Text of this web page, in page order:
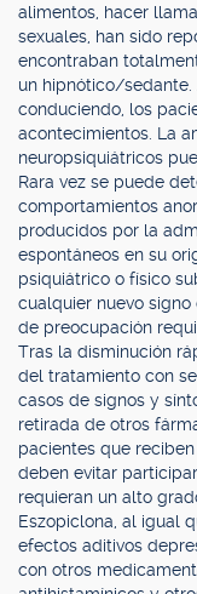
alimentos, hacer
sexuales, han sido
encontraban
un hipnótico/
conduciendo, los
acontecimientos. La
neuropsiquiátricos
Rara vez se puede
comportamientos
producidos por la
espontáneos en su
psiquiátrico o físico
cualquier nuevo
de preocupación
Tras la disminución
del tratamiento con
casos de signos y
retirada de otros
pacientes que
deben evitar
requieran un alto
Eszopiclona, al igual
efectos aditivos
con otros